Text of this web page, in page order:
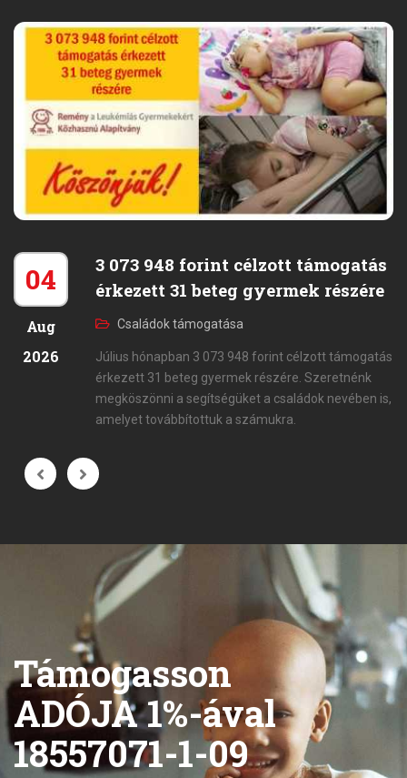
04
Aug
2026
3 073 948 forint célzott támogatás
érkezett 31 beteg gyermek részére
Családok támogatása
Július hónapban 3 073 948 forint célzott támogatás
érkezett 31 beteg gyermek részére. Szeretnénk
megköszönni a segítségüket a családok nevében is,
amelyet továbbítottuk a számukra.
Támogasson
ADÓJA 1%-ával
18557071-1-09